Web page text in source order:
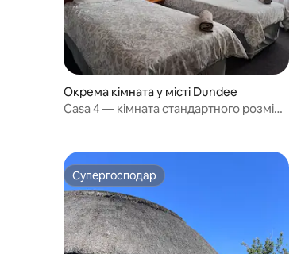
Окрема кімната у місті Dundee
Casa 4 — кімната стандартного розміру
Супергосподар
Супергосподар